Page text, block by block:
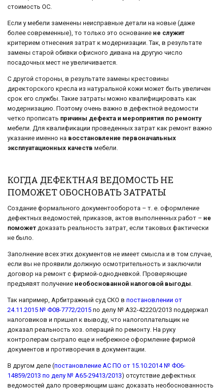
стоимость ОС.
Если у мебели заменены неисправные детали на новые (даже
более современные), то только это основание не служит
критерием отнесения затрат к модернизации. Так, в результате
замены старой обивки офисного дивана на другую число
посадочных мест не увеличивается.
С другой стороны, в результате замены крестовины
директорского кресла из натуральной кожи может быть увеличен
срок его службы. Такие затраты можно квалифицировать как
модернизацию. Поэтому очень важно в дефектной ведомости
четко прописать причины дефекта и мероприятия по ремонту
мебели. Для квалификации проведенных затрат как ремонт важно
указание именно на восстановление первоначальных
эксплуатационных качеств мебели.
КОГДА ДЕФЕКТНАЯ ВЕДОМОСТЬ НЕ
ПОМОЖЕТ ОБОСНОВАТЬ ЗАТРАТЫ
Создание формального документооборота – т. е. оформление
дефектных ведомостей, приказов, актов выполненных работ – не
поможет доказать реальность затрат, если таковых фактически
не было.
Заполнение всех этих документов не имеет смысла и в том случае,
если вы не проявили должную осмотрительность и заключили
договор на ремонт с фирмой-однодневкой. Проверяющие
предъявят получение необоснованной налоговой выгоды.
Так например, Арбитражный суд СКО в постановлении от
24.11.2015 № Ф08-7772/2015 по делу № А32-42220/2013 поддержал
налоговиков и пришел к выводу, что налогоплательщик не
доказал реальность хоз. операций по ремонту. На руку
контролерам сыграло еще и небрежное оформление фирмой
документов и противоречия в документации.
В другом деле (постановление АС ПО от 15.10.2014 № Ф06-
14859/2013 по делу № А65-29413/2013) отсутствие дефектных
ведомостей дало проверяющим шанс доказать необоснованность